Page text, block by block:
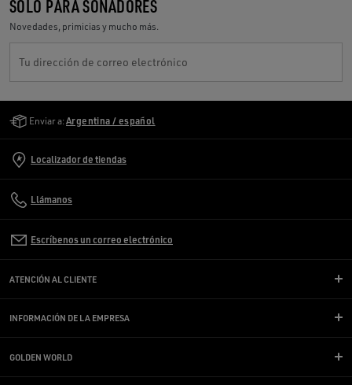
SOLO PARA SOÑADORES
Novedades, primicias y mucho más.
Tu dirección de correo electrónico
Enviar a: Argentina / español
Localizador de tiendas
Llámanos
Escríbenos un correo electrónico
ATENCIÓN AL CLIENTE
INFORMACIÓN DE LA EMPRESA
GOLDEN WORLD